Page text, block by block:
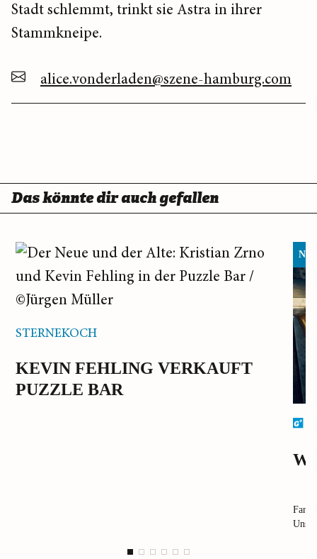
Stadt schlemmt, trinkt sie Astra in ihrer
Stammkneipe.
alice.vonderladen@szene-hamburg.com
Das könnte dir auch gefallen
STERNEKOCH
KEVIN FEHLING VERKAUFT
PUZZLE BAR